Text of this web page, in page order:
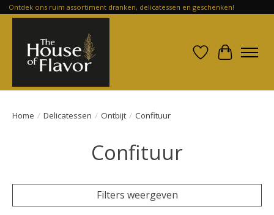
Ontdek ons ruim assortiment dranken, delicatessen en geschenken!
Verlanglijst
Home / Delicatessen / Ontbijt / Confituur
Confituur
Filters weergeven